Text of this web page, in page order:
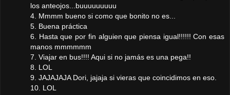
los anteojos...buuuuuuuuu
4. Mmmm bueno si como que bonito no es...
5. Buena práctica
6. Hasta que por fin alguien que piensa igual!!!!!! Con esas
manos mmmmmm
7. Viajar en bus!!!! Aqui si no jamás es una pega!!
8. LOL
9. JAJAJAJA Dori, jajaja si vieras que coincidimos en eso.
10. LOL